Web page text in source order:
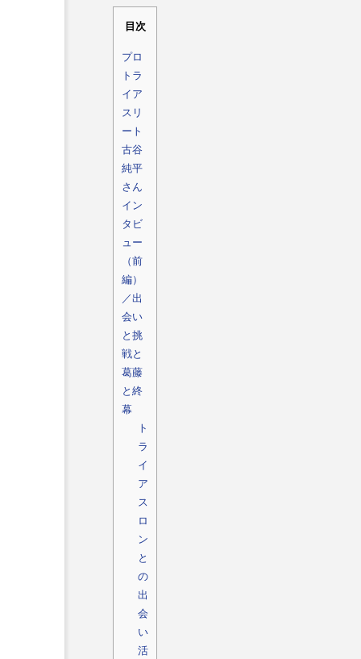
目次
プロ
トラ
イア
スリ
ート
古谷
純平
さん
イン
タビ
ュー
（前
編）
／出
会い
と挑
戦と
葛藤
と終
幕
ト
ラ
イ
ア
ス
ロ
ン
と
の
出
会
い
活